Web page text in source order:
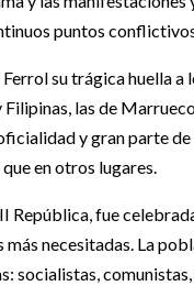
puntos
su trágica huella
Filipinas, las de
y gran parte
en otros lugares.
República, fue
más necesitadas. La
socialistas,